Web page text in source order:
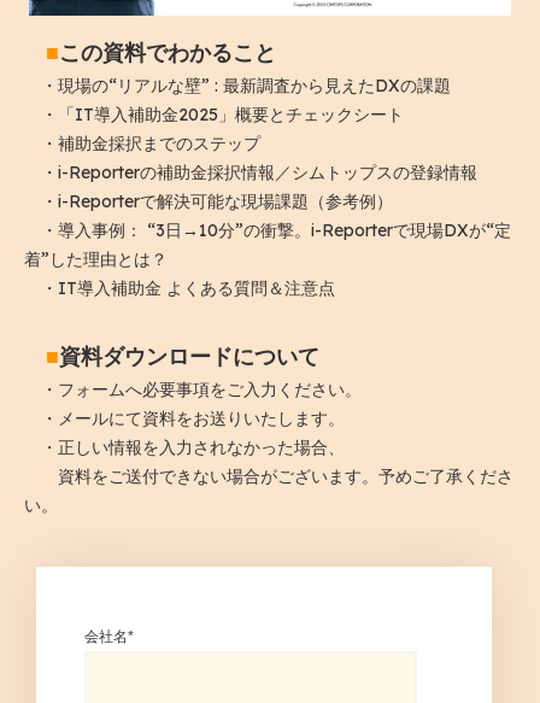
■この資料でわかること
・現場の“リアルな壁” : 最新調査から見えたDXの課題
・「IT導入補助金2025」概要とチェックシート
・補助金採択までのステップ
・i-Reporterの補助金採択情報／シムトップスの登録情報
・i-Reporterで解決可能な現場課題（参考例）
・導入事例： “3日→10分”の衝撃。i-Reporterで現場DXが“定
着”した理由とは？
・IT導入補助金 よくある質問＆注意点
■資料ダウンロードについて
・フォームへ必要事項をご入力ください。
・メールにて資料をお送りいたします。
・正しい情報を入力されなかった場合、
資料をご送付できない場合がございます。予めご了承くださ
い。
会社名*